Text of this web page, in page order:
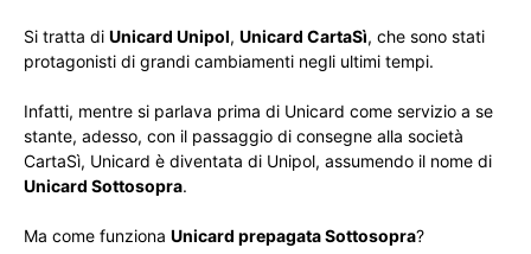
Si tratta di Unicard Unipol, Unicard CartaSì, che sono stati
protagonisti di grandi cambiamenti negli ultimi tempi.
Infatti, mentre si parlava prima di Unicard come servizio a se
stante, adesso, con il passaggio di consegne alla società
CartaSì, Unicard è diventata di Unipol, assumendo il nome di
Unicard Sottosopra.
Ma come funziona Unicard prepagata Sottosopra?